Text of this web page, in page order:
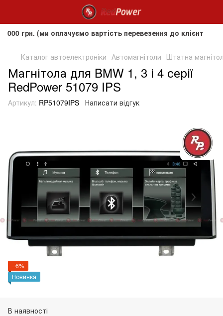
оплачуємо вартість перевезення до клієнта, але не
Каталог автоелектроніки Автомагнітоли Штатна
Магнітола для BMW 1, 3 і 4 серії
RedPower 51079 IPS
Артикул: RP51079IPS Написати відгук
−6%
Новинка
В наявності